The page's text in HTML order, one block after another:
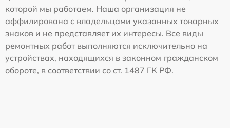
которой мы работаем. Наша организация не
аффилирована с владельцами указанных товарных
знаков и не представляет их интересы. Все виды
ремонтных работ выполняются исключительно на
устройствах, находящихся в законном гражданском
обороте, в соответствии со ст. 1487 ГК РФ.